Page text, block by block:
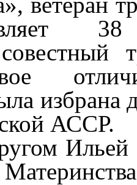
избрана
АССР.